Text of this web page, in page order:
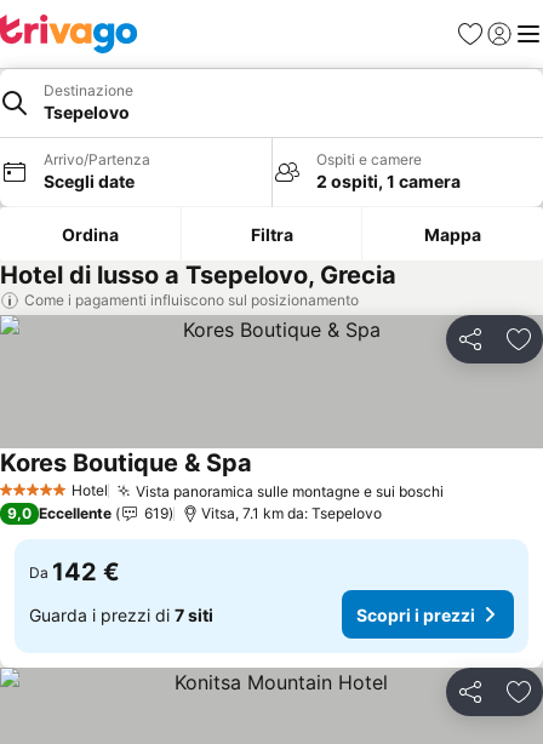
PreferitiAccedi
Destinazione
Tsepelovo
Arrivo/Partenza
Scegli date
Ospiti e camere
2 ospiti, 1 camera
Ordina Filtra Mappa
Hotel di lusso a Tsepelovo, Grecia
Come i pagamenti influiscono sul posizionamento
Condividi
5 Stelle Hotel Vista panoramica sulle montagne e sui boschi
Kores Boutique & Spa
9,0 Eccellente 619 Vitsa, 7.1 km da: Tsepelovo
Da 142 €
Guarda i prezzi di 7 siti Scopri i prezzi
Condividi